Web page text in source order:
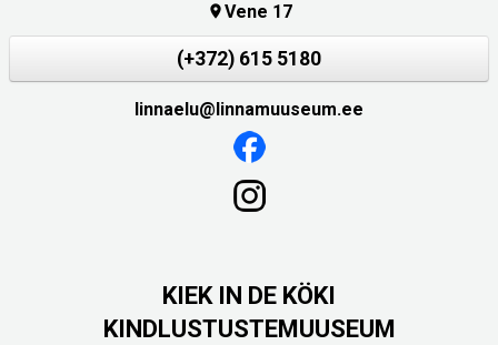
Vene 17
(+372) 615 5180
linnaelu@linnamuuseum.ee
KIEK IN DE KÖKI
KINDLUSTUSTEMUUSEUM